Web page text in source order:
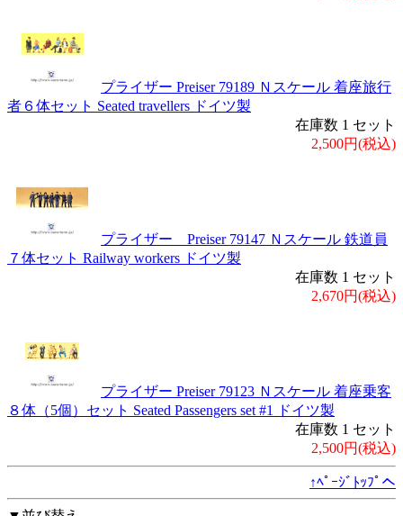
プライザー Preiser 79189 Ｎスケール 着座旅行
者６体セット Seated travellers ドイツ製
在庫数 1 セット
2,500円(税込)
プライザー Preiser 79147 Ｎスケール 鉄道員
７体セット Railway workers ドイツ製
在庫数 1 セット
2,670円(税込)
プライザー Preiser 79123 Ｎスケール 着座乗客
８体（5個）セット Seated Passengers set #1 ドイツ製
在庫数 1 セット
2,500円(税込)
↑ﾍﾟｰｼﾞﾄｯﾌﾟへ